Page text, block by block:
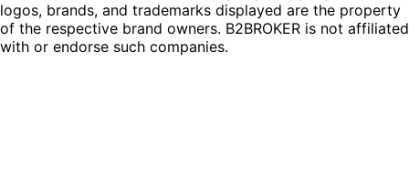
logos, brands, and trademarks displayed are the property
of the respective brand owners. B2BROKER is not affiliated
with or endorse such companies.